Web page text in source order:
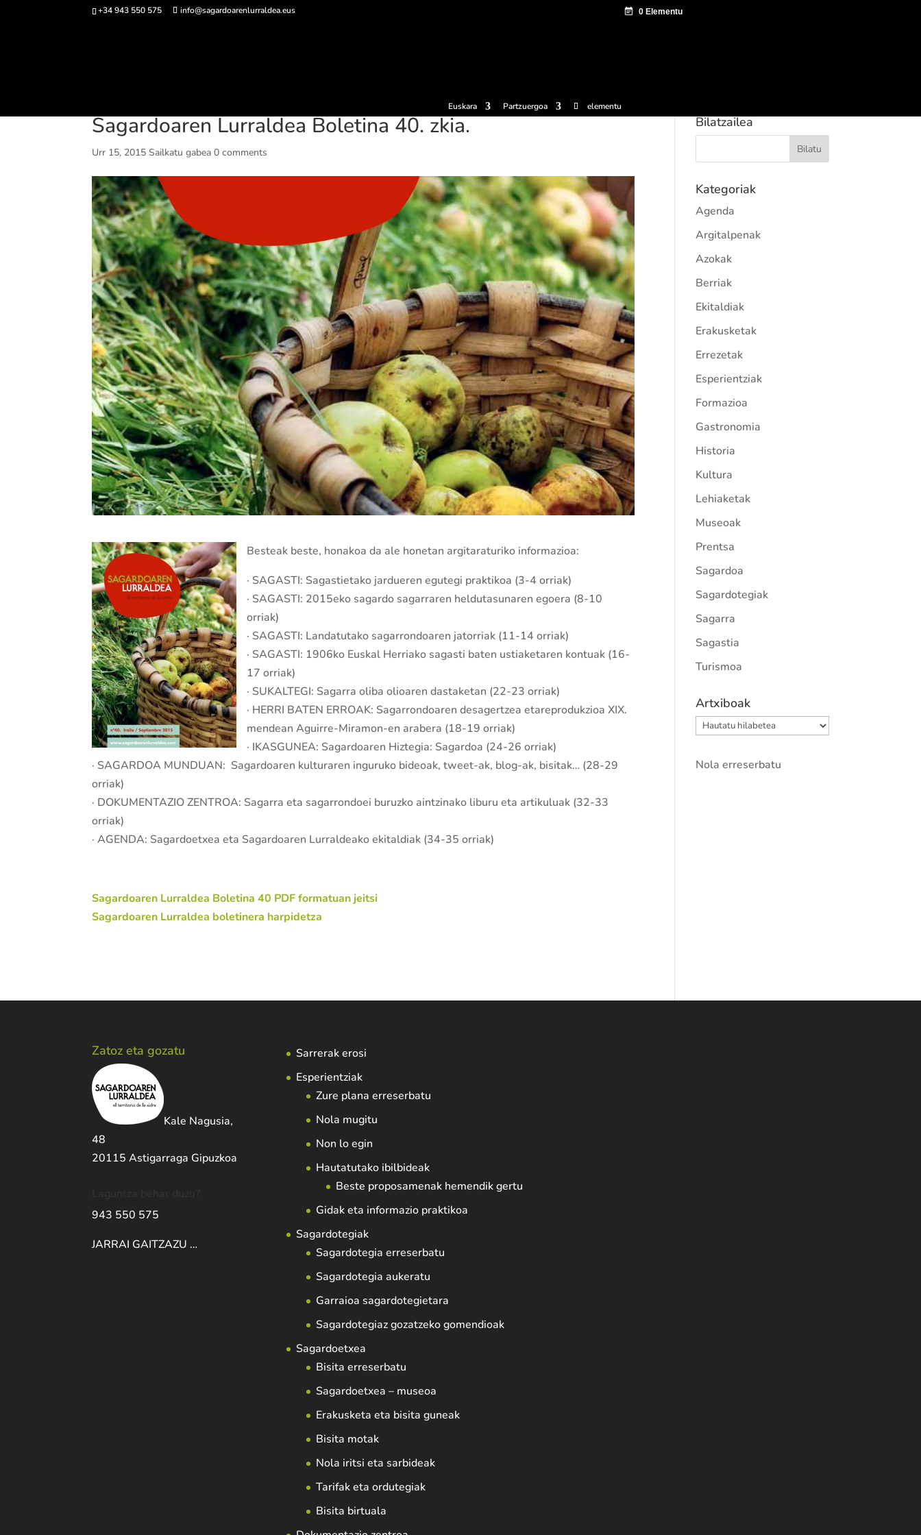
+34 943 550 575 info@sagardoarenlurraldea.eus
Euskara Partzuergoa elementu
Sagardoaren Lurraldea Boletina 40. zkia.
Urr 15, 2015 Sailkatu gabea 0 comments
Besteak beste, honakoa da ale honetan argitaraturiko informazioa:
· SAGASTI: Sagastietako jardueren egutegi praktikoa (3-4 orriak)
· SAGASTI: 2015eko sagardo sagarraren heldutasunaren egoera (8-10
orriak)
· SAGASTI: Landatutako sagarrondoaren jatorriak (11-14 orriak)
· SAGASTI: 1906ko Euskal Herriako sagasti baten ustiaketaren kontuak (16-
17 orriak)
· SUKALTEGI: Sagarra oliba olioaren dastaketan (22-23 orriak)
· HERRI BATEN ERROAK: Sagarrondoaren desagertzea etareprodukzioa XIX.
mendean Aguirre-Miramon-en arabera (18-19 orriak)
· IKASGUNEA: Sagardoaren Hiztegia: Sagardoa (24-26 orriak)
· SAGARDOA MUNDUAN: Sagardoaren kulturaren inguruko bideoak, tweet-ak, blog-ak, bisitak… (28-29
orriak)
· DOKUMENTAZIO ZENTROA: Sagarra eta sagarrondoei buruzko aintzinako liburu eta artikuluak (32-33
orriak)
· AGENDA: Sagardoetxea eta Sagardoaren Lurraldeako ekitaldiak (34-35 orriak)
Sagardoaren Lurraldea Boletina 40 PDF formatuan jeitsi
Sagardoaren Lurraldea boletinera harpidetza
Bilatzailea
Kategoriak
Agenda
Argitalpenak
Azokak
Berriak
Ekitaldiak
Erakusketak
Errezetak
Esperientziak
Formazioa
Gastronomia
Historia
Kultura
Lehiaketak
Museoak
Prentsa
Sagardoa
Sagardotegiak
Sagarra
Sagastia
Turismoa
Artxiboak
Artxiboak
Nola erreserbatu
Zatoz eta gozatu
Kale Nagusia,
48
20115 Astigarraga Gipuzkoa
943 550 575
JARRAI GAITZAZU …
Sarrerak erosi
Esperientziak
Zure plana erreserbatu
Nola mugitu
Non lo egin
Hautatutako ibilbideak
Beste proposamenak hemendik gertu
Gidak eta informazio praktikoa
Sagardotegiak
Sagardotegia erreserbatu
Sagardotegia aukeratu
Garraioa sagardotegietara
Sagardotegiaz gozatzeko gomendioak
Sagardoetxea
Bisita erreserbatu
Sagardoetxea – museoa
Erakusketa eta bisita guneak
Bisita motak
Nola iritsi eta sarbideak
Tarifak eta ordutegiak
Bisita birtuala